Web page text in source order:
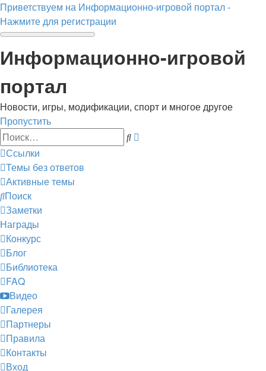
Приветствуем на Информационно-игровой портал -
Нажмите для регистрации
Информационно-игровой
портал
Новости, игры, модификации, спорт и многое другое
Пропустить
Поиск
Ссылки
Темы без ответов
Активные темы
Поиск
Заметки
Награды
Конкурс
Блог
Библиотека
FAQ
Видео
Галерея
Партнеры
Правила
Контакты
Вход